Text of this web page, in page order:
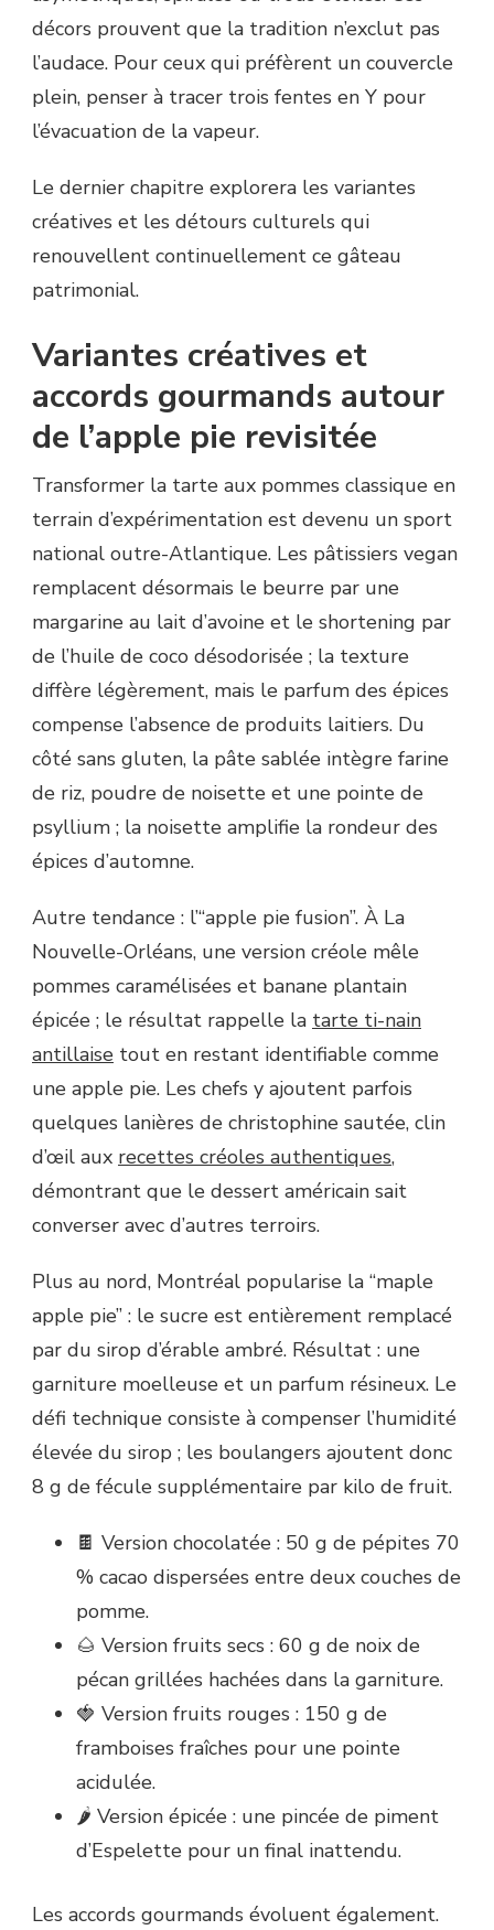
décors prouvent que la tradition n’exclut pas
l’audace. Pour ceux qui préfèrent un couvercle
plein, penser à tracer trois fentes en Y pour
l’évacuation de la vapeur.
Le dernier chapitre explorera les variantes
créatives et les détours culturels qui
renouvellent continuellement ce gâteau
patrimonial.
Variantes créatives et
accords gourmands autour
de l’apple pie revisitée
Transformer la tarte aux pommes classique en
terrain d’expérimentation est devenu un sport
national outre-Atlantique. Les pâtissiers vegan
remplacent désormais le beurre par une
margarine au lait d’avoine et le shortening par
de l’huile de coco désodorisée ; la texture
diffère légèrement, mais le parfum des épices
compense l’absence de produits laitiers. Du
côté sans gluten, la pâte sablée intègre farine
de riz, poudre de noisette et une pointe de
psyllium ; la noisette amplifie la rondeur des
épices d’automne.
Autre tendance : l’“apple pie fusion”. À La
Nouvelle-Orléans, une version créole mêle
pommes caramélisées et banane plantain
épicée ; le résultat rappelle la tarte ti-nain
antillaise tout en restant identifiable comme
une apple pie. Les chefs y ajoutent parfois
quelques lanières de christophine sautée, clin
d’œil aux recettes créoles authentiques,
démontrant que le dessert américain sait
converser avec d’autres terroirs.
Plus au nord, Montréal popularise la “maple
apple pie” : le sucre est entièrement remplacé
par du sirop d’érable ambré. Résultat : une
garniture moelleuse et un parfum résineux. Le
défi technique consiste à compenser l’humidité
élevée du sirop ; les boulangers ajoutent donc
8 g de fécule supplémentaire par kilo de fruit.
🍫 Version chocolatée : 50 g de pépites 70
% cacao dispersées entre deux couches de
pomme.
🌰 Version fruits secs : 60 g de noix de
pécan grillées hachées dans la garniture.
🍓 Version fruits rouges : 150 g de
framboises fraîches pour une pointe
acidulée.
🌶️ Version épicée : une pincée de piment
d’Espelette pour un final inattendu.
Les accords gourmands évoluent également.